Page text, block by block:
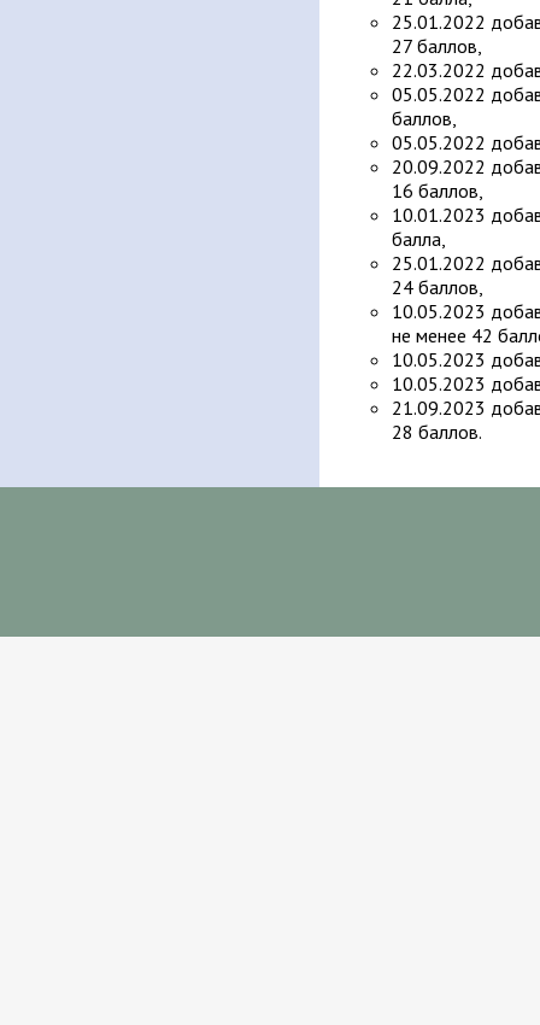
25.01.2022
27 баллов,
22.03.2022
05.05.2022
баллов,
05.05.2022
20.09.2022
16 баллов,
10.01.2023
балла,
25.01.2022
24 баллов,
10.05.2023
не менее 42
10.05.2023
10.05.2023
21.09.2023
28 баллов.